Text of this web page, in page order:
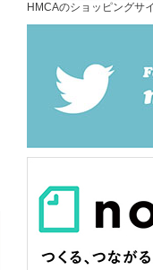
HMCAのショッピングサ